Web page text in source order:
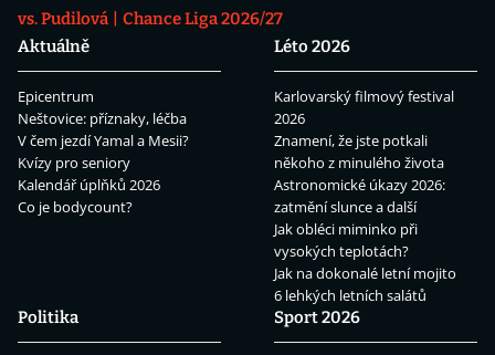
vs. Pudilová
Chance Liga 2026/27
Aktuálně
Epicentrum
Neštovice: příznaky, léčba
V čem jezdí Yamal a Mesii?
Kvízy pro seniory
Kalendář úplňků 2026
Co je bodycount?
Léto 2026
Karlovarský filmový festival
2026
Znamení, že jste potkali
někoho z minulého života
Astronomické úkazy 2026:
zatmění slunce a další
Jak obléci miminko při
vysokých teplotách?
Jak na dokonalé letní mojito
6 lehkých letních salátů
Politika
Sport 2026